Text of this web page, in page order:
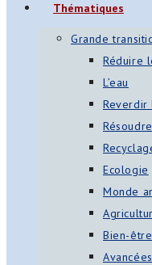
Thématiques
Grande
Réduire
L’eau
Reverdir
Ecologie
Monde
Bien-être